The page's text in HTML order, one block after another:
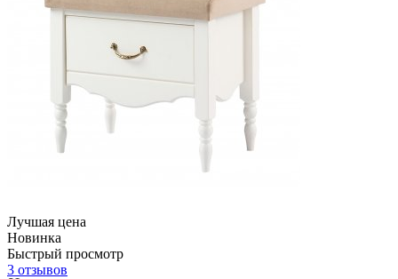
Лучшая цена
Новинка
Быстрый просмотр
3 отзывов